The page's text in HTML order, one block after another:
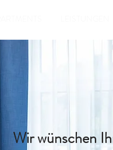
Wir wünschen